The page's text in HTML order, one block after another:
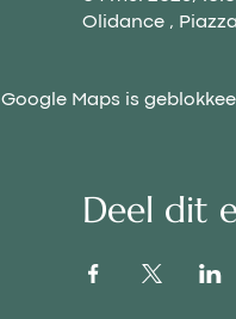
Olidance ,
Google Maps is
Deel dit